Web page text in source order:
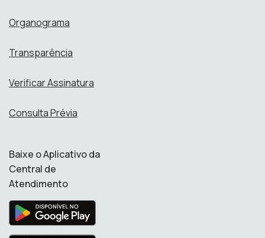
Organograma
Transparência
Verificar Assinatura
Consulta Prévia
Baixe o Aplicativo da
Central de
Atendimento